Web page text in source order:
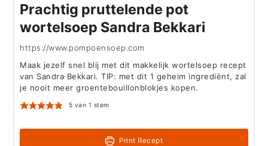
Prachtig pruttelende pot
wortelsoep Sandra Bekkari
https://www.pompoensoep.com
Maak jezelf snel blij met dit makkelijk wortelsoep recept
van Sandra Bekkari. TIP: met dit 1 geheim ingrediënt, zal
je nooit meer groentebouillonblokjes kopen.
5 van 1 stem
Print Recept